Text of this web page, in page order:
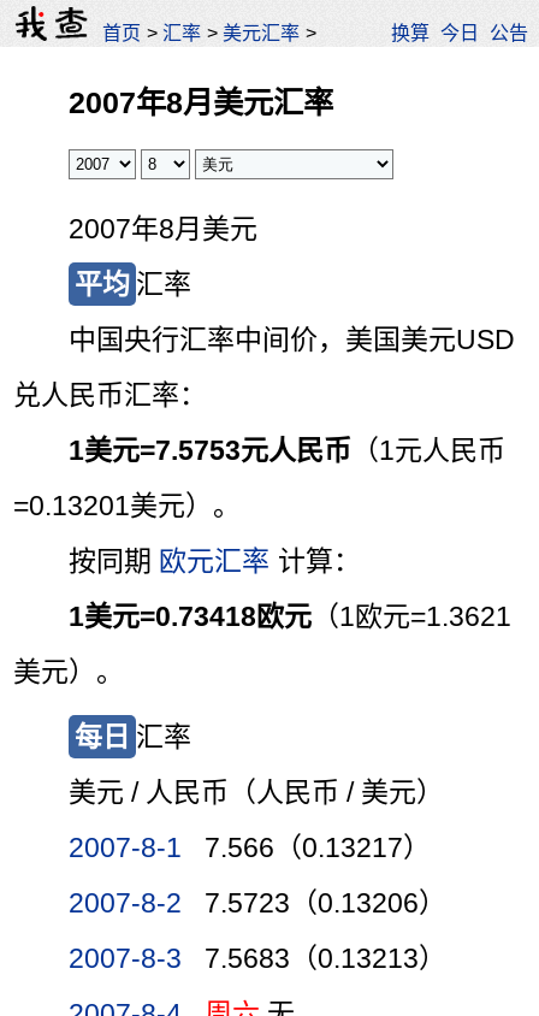
首页 >汇率 >美元汇率 > 换算 今日 公告
2007年8月美元汇率
2007年8月美元
平均 汇率
中国央行汇率中间价，美国美元USD
兑人民币汇率：
1美元=7.5753元人民币 （1元人民币
=0.13201美元）。
按同期 欧元汇率 计算：
1美元=0.73418欧元 （1欧元=1.3621
美元）。
每日 汇率
美元 / 人民币（人民币 / 美元）
2007-8-1
7.566（0.13217）
2007-8-2
7.5723（0.13206）
2007-8-3
7.5683（0.13213）